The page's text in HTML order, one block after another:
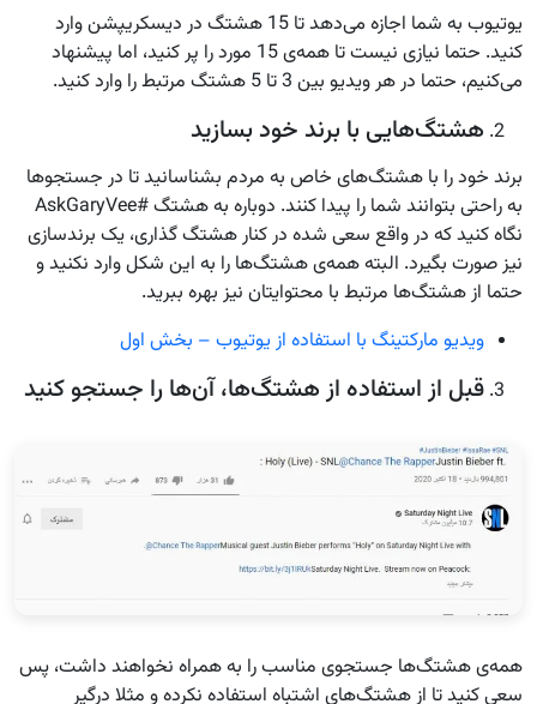
یوتیوب به شما اجازه می‌دهد تا 15 هشتگ در دیسکریپشن وارد
کنید. حتما نیازی نیست تا همه‌ی 15 مورد را پر کنید، اما پیشنهاد
می‌کنیم، حتما در هر ویدیو بین 3 تا 5 هشتگ مرتبط را وارد کنید.
هشتگ‌هایی با برند خود بسازید
برند خود را با هشتگ‌های خاص به مردم بشناسانید تا در جستجوها
به راحتی بتوانند شما را پیدا کنند. دوباره به هشتگ #AskGaryVee
نگاه کنید که در واقع سعی شده در کنار هشتگ گذاری، یک برندسازی
نیز صورت بگیرد. البته همه‌ی هشتگ‌ها را به این شکل وارد نکنید و
حتما از هشتگ‌ها مرتبط با محتوایتان نیز بهره ببرید.
ویدیو مارکتینگ با استفاده از یوتیوب – بخش اول
قبل از استفاده از هشتگ‌ها، آن‌ها را جستجو کنید
همه‌ی هشتگ‌ها جستجوی مناسب را به همراه نخواهند داشت، پس
سعی کنید تا از هشتگ‌های اشتباه استفاده نکرده و مثلا درگیر